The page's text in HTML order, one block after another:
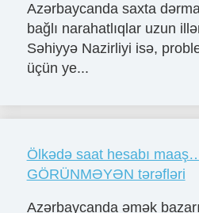
Azərbaycanda saxta
bağlı narahatlıqlar uzun
Səhiyyə Nazirliyi isə,
üçün ye...
Ölkədə saat hesabı
GÖRÜNMƏYƏN tərəfləri
Azərbaycanda əmək